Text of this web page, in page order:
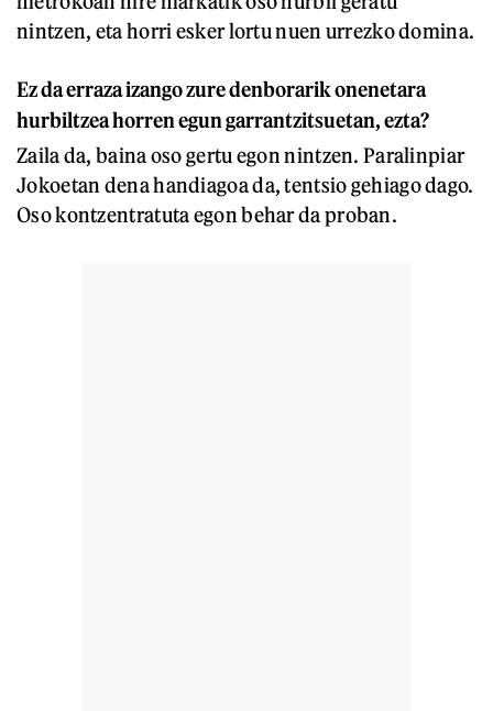
nintzen, eta horri esker lortu nuen urrezko domina.
Ez da erraza izango zure denborarik onenetara
hurbiltzea horren egun garrantzitsuetan, ezta?
Zaila da, baina oso gertu egon nintzen. Paralinpiar
Jokoetan dena handiagoa da, tentsio gehiago dago.
Oso kontzentratuta egon behar da proban.